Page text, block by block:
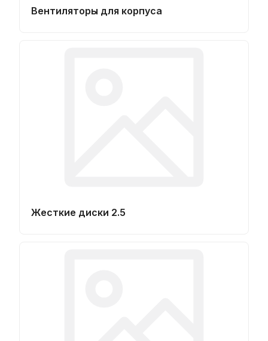
Вентиляторы для корпуса
Жесткие диски 2.5